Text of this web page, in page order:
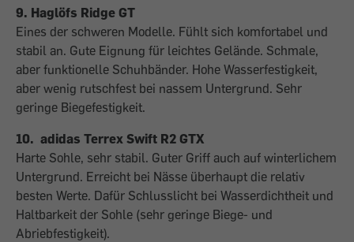
9. Haglöfs Ridge GT
Eines der schweren Modelle. Fühlt sich komfortabel und
stabil an. Gute Eignung für leichtes Gelände. Schmale,
aber funktionelle Schuhbänder. Hohe Wasserfestigkeit,
aber wenig rutschfest bei nassem Untergrund. Sehr
geringe Biegefestigkeit.
10. adidas Terrex Swift R2 GTX
Harte Sohle, sehr stabil. Guter Griff auch auf winterlichem
Untergrund. Erreicht bei Nässe überhaupt die relativ
besten Werte. Dafür Schlusslicht bei Wasserdichtheit und
Haltbarkeit der Sohle (sehr geringe Biege- und
Abriebfestigkeit).